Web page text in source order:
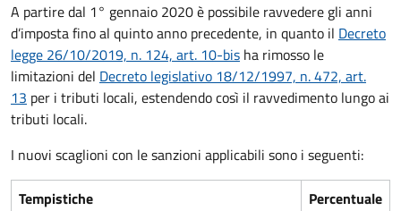
A partire dal 1° gennaio 2020 è possibile ravvedere gli anni
d’imposta fino al quinto anno precedente, in quanto il Decreto
legge 26/10/2019, n. 124, art. 10-bis ha rimosso le
limitazioni del Decreto legislativo 18/12/1997, n. 472, art.
13 per i tributi locali, estendendo così il ravvedimento lungo ai
tributi locali.
I nuovi scaglioni con le sanzioni applicabili sono i seguenti:
Tempistiche
Percentuale